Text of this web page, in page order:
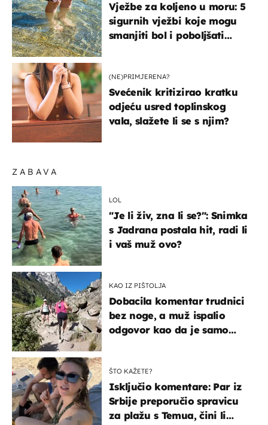
ZABAVA
LOL
"Je li živ, zna li se?": Snimka
s Jadrana postala hit, radi li
i vaš muž ovo?
KAO IZ PIŠTOLJA
Dobacila komentar trudnici
bez noge, a muž ispalio
odgovor kao da je samo
ŠTO KAŽETE?
Isključio komentare: Par iz
Srbije preporučio spravicu
za plažu s Temua, čini li
Vježbe za koljeno u moru: 5
sigurnih vježbi koje mogu
smanjiti bol i poboljšati
(NE)PRIMJERENA?
Svećenik kritizirao kratku
odjeću usred toplinskog
vala, slažete li se s njim?